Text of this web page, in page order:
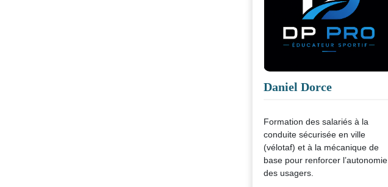
Daniel Dorce
Formation des salariés à la
conduite sécurisée en ville
(vélotaf) et à la mécanique de
base pour renforcer l’autonomie
des usagers.